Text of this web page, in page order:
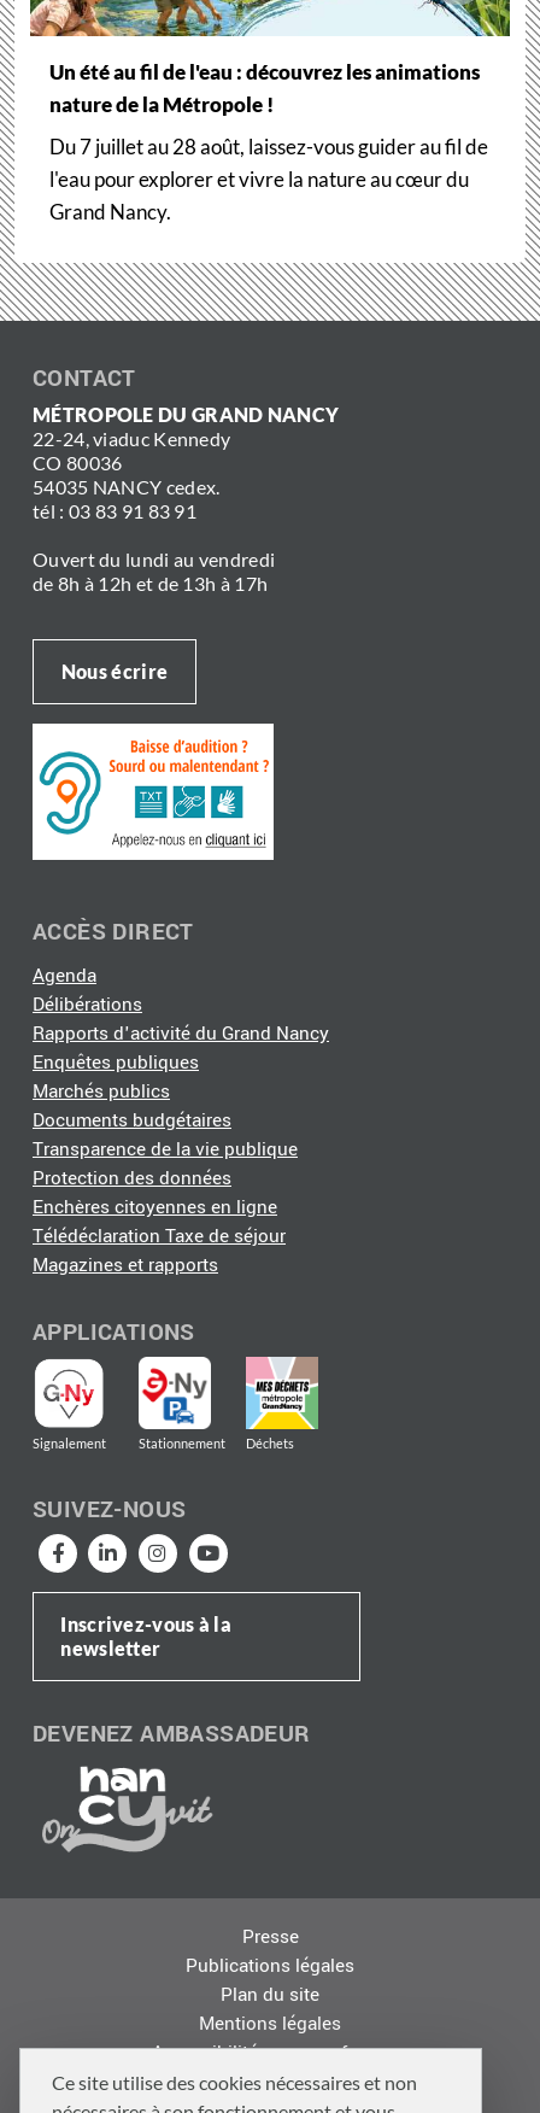
Ce site utilise des cookies nécessaires et non
Un été au fil de l'eau : découvrez les animations
nature de la Métropole !
Du 7 juillet au 28 août, laissez-vous guider au fil de
l'eau pour explorer et vivre la nature au cœur du
Grand Nancy.
CONTACT
MÉTROPOLE DU GRAND NANCY
22-24, viaduc Kennedy
CO 80036
54035 NANCY cedex.
tél : 03 83 91 83 91
Ouvert du lundi au vendredi
de 8h à 12h et de 13h à 17h
Nous écrire
ACCÈS DIRECT
Agenda
Délibérations
Rapports d'activité du Grand Nancy
Enquêtes publiques
Marchés publics
Documents budgétaires
Transparence de la vie publique
Protection des données
Enchères citoyennes en ligne
Télédéclaration Taxe de séjour
Magazines et rapports
APPLICATIONS
Signalement Stationnement Déchets
SUIVEZ-NOUS
Inscrivez-vous à la
newsletter
DEVENEZ AMBASSADEUR
Presse
Publications légales
Plan du site
Mentions légales
Accessibilité : non conforme
Les autres sites de la Métropole